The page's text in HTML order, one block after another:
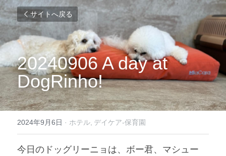
サイトへ戻る
20240906 A day at
DogRinho!
2024年9月6日 · ホテル, デイケア-保育園
今日のドッグリーニョは、ボー君、マシュー